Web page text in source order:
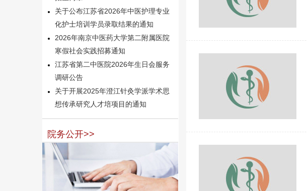
关于公布江苏省2026年中医护理专业
化护士培训学员录取结果的通知
2026年南京中医药大学第二附属医院
寒假社会实践招募通知
江苏省第二中医院2026年生日会服务
调研公告
关于开展2025年澄江针灸学派学术思
想传承研究人才培项目的通知
院务公开>>